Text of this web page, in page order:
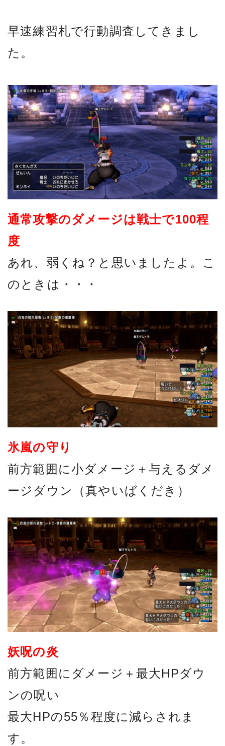
早速練習札で行動調査してきまし
た。
通常攻撃のダメージは戦士で100程
度
あれ、弱くね？と思いましたよ。こ
のときは・・・
氷嵐の守り
前方範囲に小ダメージ＋与えるダメ
ージダウン（真やいばくだき）
妖呪の炎
前方範囲にダメージ＋最大HPダウ
ンの呪い
最大HPの55％程度に減らされま
す。